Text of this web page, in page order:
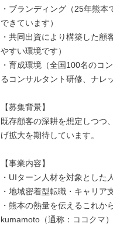
・ブランディング（25年熊
できています）
・共同出資により構築した顧
やすい環境です）
・育成環境（全国100名のコ
るコンサルタント研修、ナレ
【募集背景】
既存顧客の深耕を想定しつつ
げ拡大を期待しています。
【事業内容】
・UIターン人材を対象とした
・地域密着型転職・キャリ
・熊本の熱量を伝えるこれ
kumamoto（通称：ココクマ